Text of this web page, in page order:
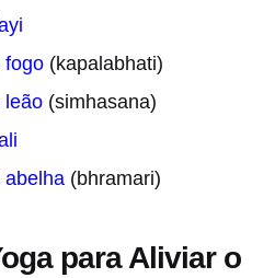
fogo (kapalabhati)
leão (simhasana)
abelha (bhramari)
para Aliviar o